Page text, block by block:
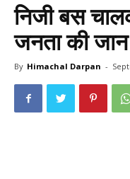
लाइव
टीवी
निजी बस
जनता की जान
By Himachal Darpan -